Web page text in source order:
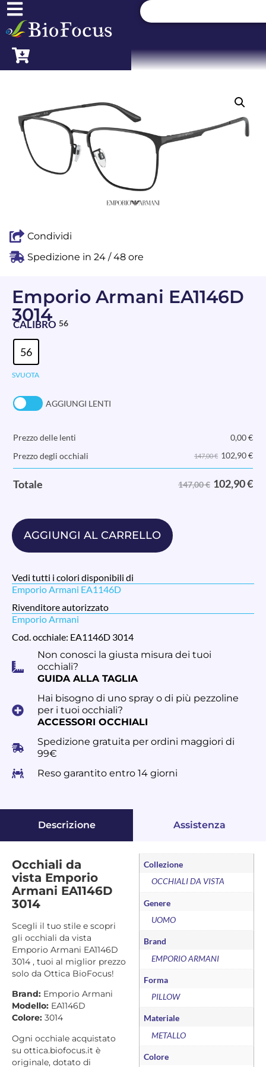
Condividi
Spedizione in 24 / 48 ore
Emporio Armani EA1146D
3014
CALIBRO 56
56
SVUOTA
AGGIUNGI LENTI
Prezzo delle lenti 0,00€
Prezzo degli occhiali
147,00 € 102,90€
Totale 147,00 € 102,90€
AGGIUNGI AL CARRELLO
Vedi tutti i colori disponibili di
Emporio Armani EA1146D
Rivenditore autorizzato
Emporio Armani
Cod. occhiale: EA1146D 3014
Non conosci la giusta misura dei tuoi
occhiali?
GUIDA ALLA TAGLIA
Hai bisogno di uno spray o di più pezzoline
per i tuoi occhiali?
ACCESSORI OCCHIALI
Spedizione gratuita per ordini maggiori di
99€
Reso garantito entro 14 giorni
Descrizione Assistenza
Occhiali da
vista Emporio
Armani EA1146D
3014
Scegli il tuo stile e scopri
gli occhiali da vista
Emporio Armani EA1146D
3014 , tuoi al miglior prezzo
solo da Ottica BioFocus!
Brand: Emporio Armani
Modello: EA1146D
Colore: 3014
Ogni occhiale acquistato
su ottica.biofocus.it è
originale, dotato di
Collezione
OCCHIALI DA VISTA
Genere
UOMO
Brand
EMPORIO ARMANI
Forma
PILLOW
Materiale
METALLO
Colore